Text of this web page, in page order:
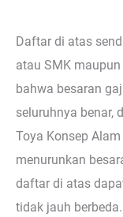
Daftar di atas
atau SMK
bahwa besaran
seluruhnya benar,
Toya Konsep
menurunkan
daftar di atas
tidak jauh berbeda.